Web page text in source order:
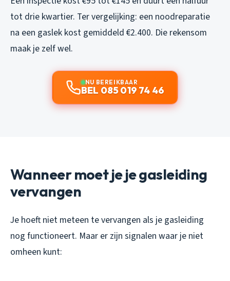
tot drie kwartier. Ter vergelijking: een noodreparatie
na een gaslek kost gemiddeld €2.400. Die rekensom
maak je zelf wel.
NU BEREIKBAAR
BEL 085 019 74 46
Wanneer moet je je gasleiding
vervangen
Je hoeft niet meteen te vervangen als je gasleiding
nog functioneert. Maar er zijn signalen waar je niet
omheen kunt: